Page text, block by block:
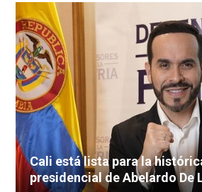
Cali está lista para la
presidencial de Abelardo De